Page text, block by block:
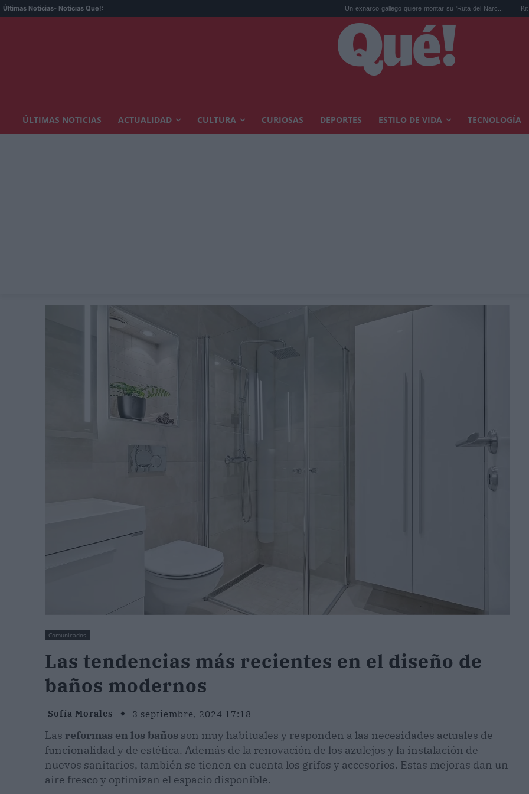
Últimas Noticias- Noticias Que!: Un exnarco gallego quiere montar su 'Ruta del Narc... Kit Connor
ÚLTIMAS NOTICIAS ACTUALIDAD CULTURA CURIOSAS DEPORTES ESTILO DE VIDA TECNOLOGÍA
Comunicados
Las tendencias más recientes en el diseño de
baños modernos
Sofía Morales 3 septiembre, 2024 17:18
Las reformas en los baños son muy habituales y responden a las necesidades actuales de
funcionalidad y de estética. Además de la renovación de los azulejos y la instalación de
nuevos sanitarios, también se tienen en cuenta los grifos y accesorios. Estas mejoras dan un
aire fresco y optimizan el espacio disponible.